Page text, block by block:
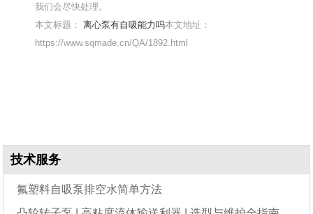
我们会尽快处理。
本文标题：离心泵有自吸能力吗本文地址：
https://www.sqmade.cn/QA/1892.html
技术服务
氟塑料自吸泵排空水简单方法